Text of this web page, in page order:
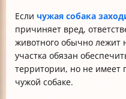
Если чужая собака
причиняет вред,
животного обычно лежит
участка обязан
территории, но не имеет
чужой собаке.